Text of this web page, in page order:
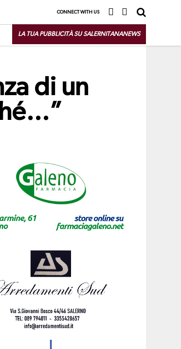
CONNECT WITH US
LA TUA PUBBLICITÀ SU SALERNITANANEWS
di un